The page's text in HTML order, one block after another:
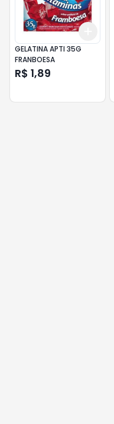
Add
GELATINA APTI 35G
FRANBOESA
R$ 1,89